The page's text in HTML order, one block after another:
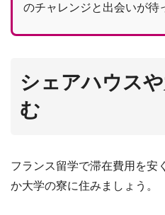
のチャレンジと出会いが待
シェアハウス
む
フランス留学で滞在費用を安
か大学の寮に住みましょう。